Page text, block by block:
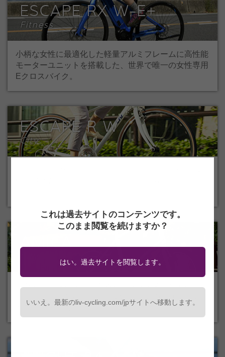
ESCAPE RX W-E+
Fitness
小柄な女性に最適化した軽量アルミフレームに高性能
モーターユニットを搭載した、世界で唯一の女性専用
Eクロスバイク。
ESCAPE R W
City
AMICA
特徴的なコンパクトな車体とリラックスした姿勢で安
ベロ「アミーカ」。
これは過去サイトのコンテンツです。
このまま閲覧を続けますか？
はい。過去サイトを閲覧します。
いいえ。最新のliv-cycling.com/jpサイトへ移動します。